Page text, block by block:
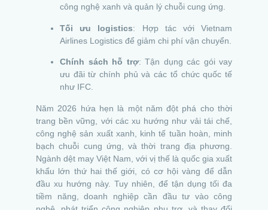
công nghệ xanh và quản lý chuỗi cung ứng.
Tối ưu logistics: Hợp tác với Vietnam
Airlines Logistics để giảm chi phí vận chuyển.
Chính sách hỗ trợ: Tận dụng các gói vay
ưu đãi từ chính phủ và các tổ chức quốc tế
như IFC.
Năm 2026 hứa hẹn là một năm đột phá cho thời
trang bền vững, với các xu hướng như vải tái chế,
công nghệ sản xuất xanh, kinh tế tuần hoàn, minh
bạch chuỗi cung ứng, và thời trang địa phương.
Ngành dệt may Việt Nam, với vị thế là quốc gia xuất
khẩu lớn thứ hai thế giới, có cơ hội vàng để dẫn
đầu xu hướng này. Tuy nhiên, để tận dụng tối đa
tiềm năng, doanh nghiệp cần đầu tư vào công